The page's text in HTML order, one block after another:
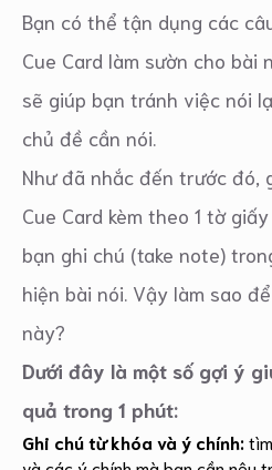
Bạn có thể tận dụng các
Cue Card làm sườn cho bài
sẽ giúp bạn tránh việc nói
chủ đề cần nói.
Như đã nhắc đến trước đó,
Cue Card kèm theo 1 tờ
bạn ghi chú (take note)
hiện bài nói. Vậy làm sao
này?
Dưới đây là một số gợi ý
quả trong 1 phút:
Ghi chú từ khóa và ý chính: